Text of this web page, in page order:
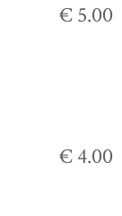
€ 5.00
€ 4.00